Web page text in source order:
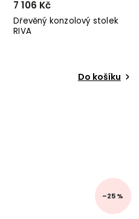
Dřevěný konzolový stolek
RIVA
7 106 Kč
Do košíku
–25 %